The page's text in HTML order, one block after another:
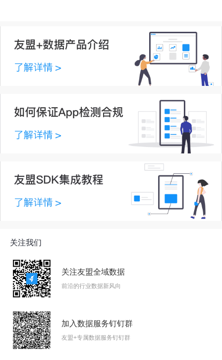
关注我们
关注友盟全域数据
前沿的行业数据新风向
加入数据服务钉钉群
友盟+专属数据服务钉钉群